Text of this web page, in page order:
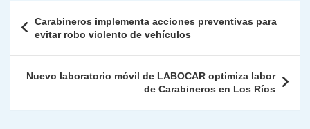
p
p
m o
o
k
n n
k
Fr
ie
n
dl
ar
tir
de
entradas
Carabineros implementa acciones preventivas para
evitar robo violento de vehículos
Nuevo laboratorio móvil de LABOCAR optimiza labor
de Carabineros en Los Ríos